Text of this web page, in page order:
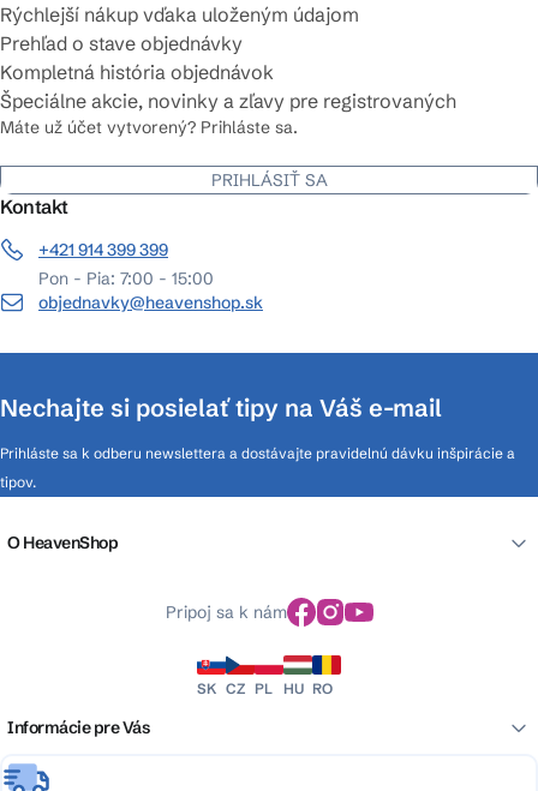
Rýchlejší nákup vďaka uloženým údajom
Prehľad o stave objednávky
Kompletná história objednávok
Špeciálne akcie, novinky a zľavy pre registrovaných
Máte už účet vytvorený? Prihláste sa.
PRIHLÁSIŤ SA
Kontakt
+421 914 399 399
Pon - Pia: 7:00 - 15:00
objednavky@heavenshop.sk
Nechajte si posielať tipy na Váš e-mail
Prihláste sa k odberu newslettera a dostávajte pravidelnú dávku inšpirácie a
tipov.
O HeavenShop
Pripoj sa k nám
SK CZ PL HU RO
Informácie pre Vás